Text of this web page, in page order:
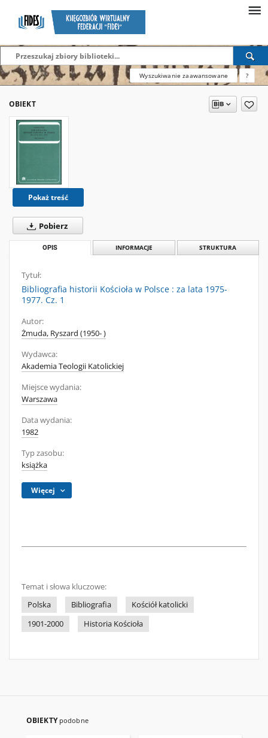
Wyszukiwanie zaawansowane ?
OBIEKT
Pokaż treść
Pobierz
OPIS INFORMACJE STRUKTURA
Tytuł:
Bibliografia historii Kościoła w Polsce : za lata 1975-
1977. Cz. 1
Autor:
Żmuda, Ryszard (1950- )
Wydawca:
Akademia Teologii Katolickiej
Miejsce wydania:
Warszawa
Data wydania:
1982
Typ zasobu:
książka
Więcej
Temat i słowa kluczowe:
Polska
Bibliografia
Kościół katolicki
1901-2000
Historia Kościoła
OBIEKTY podobne